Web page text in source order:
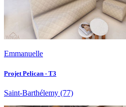
Emmanuelle
Projet Pelican - T3
Saint-Barthélemy (77)